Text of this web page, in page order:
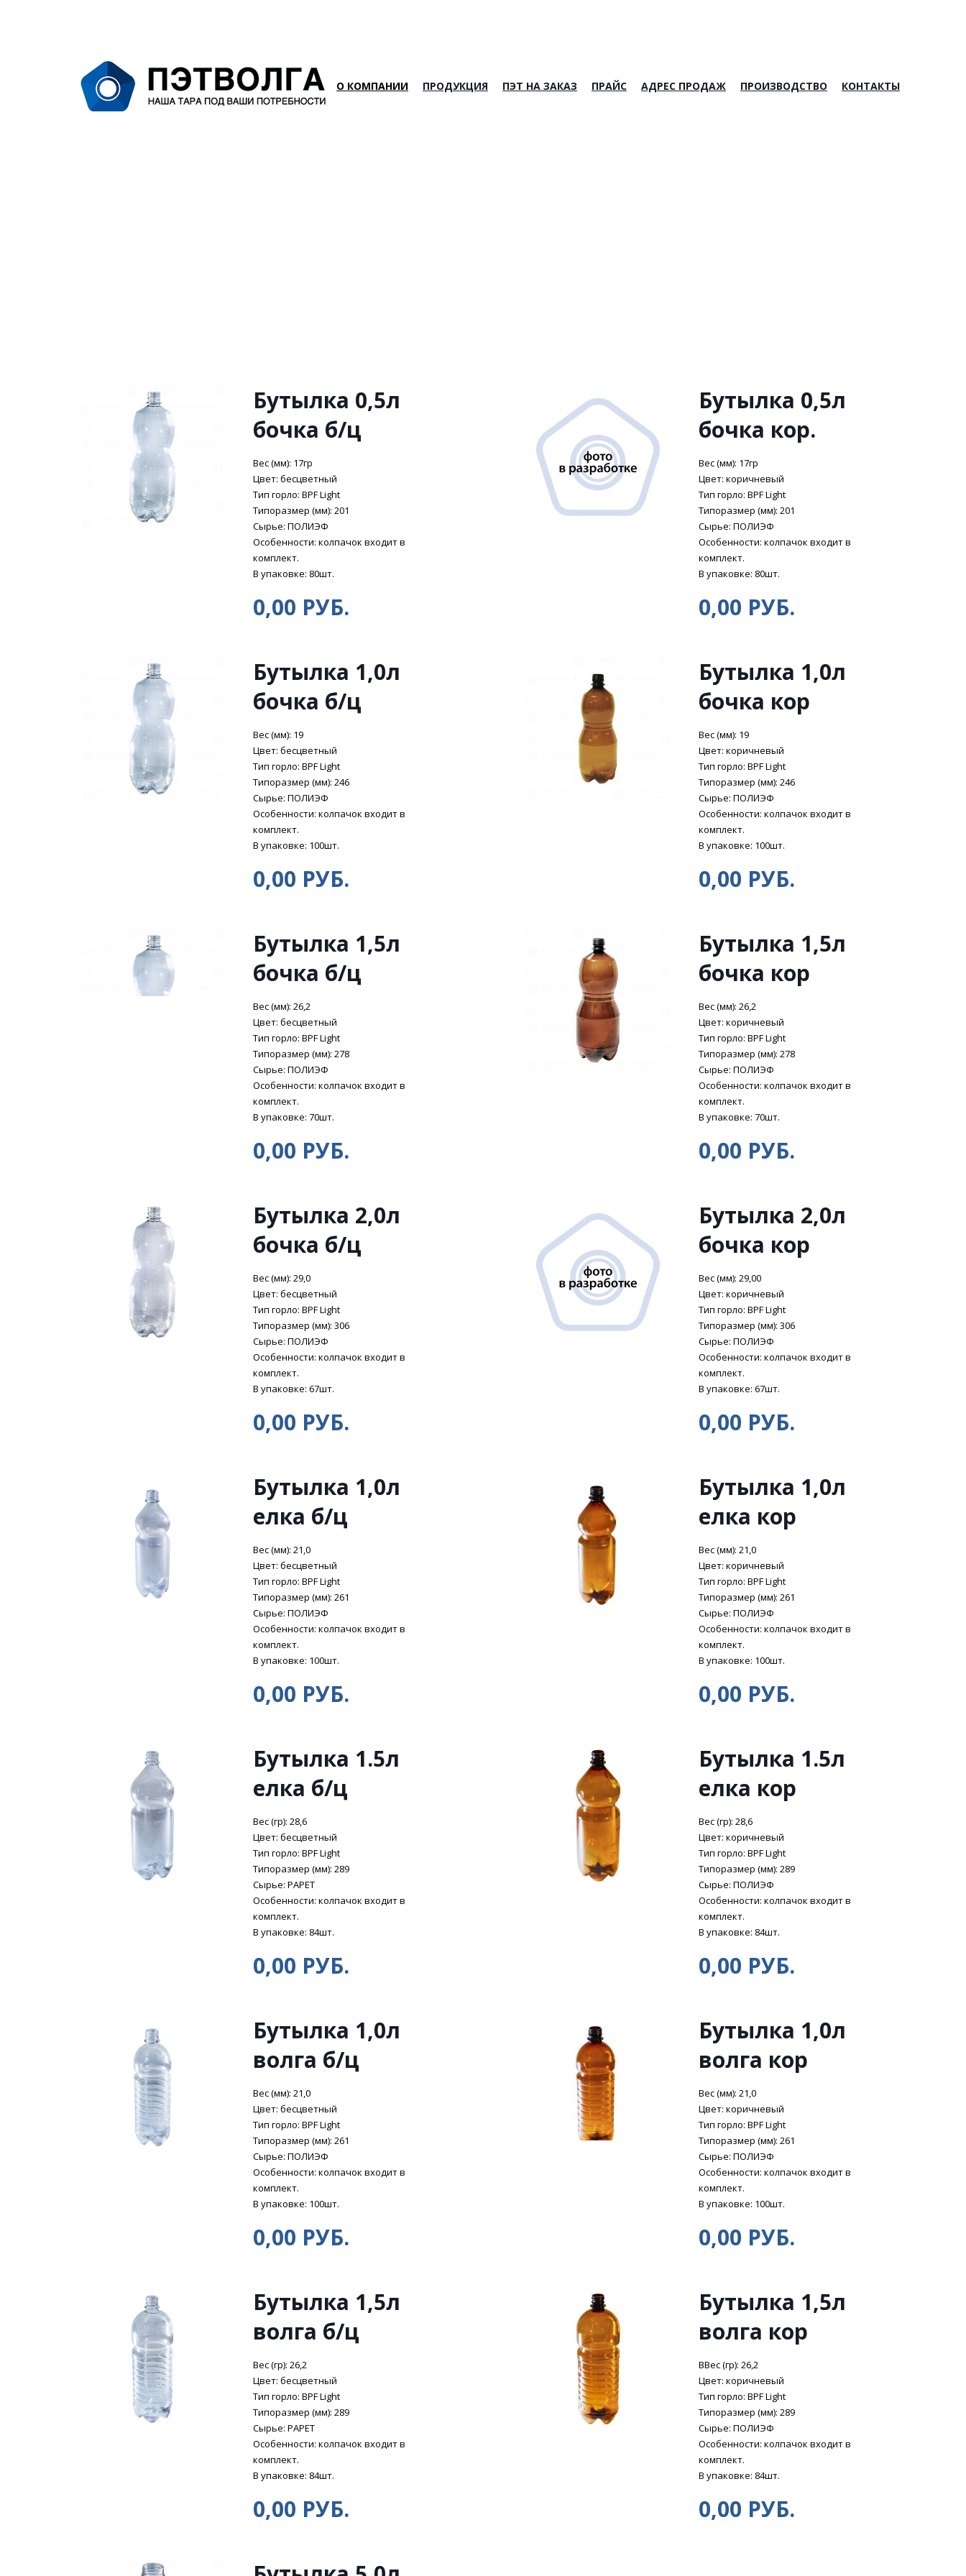
О КОМПАНИИ ПРОДУКЦИЯ ПЭТ НА ЗАКАЗ ПРАЙС АДРЕС ПРОДАЖ ПРОИЗВОДСТВО КОНТАКТЫ
Бутылка 0,5л
бочка б/ц
Вес (мм): 17гр
Цвет: бесцветный
Тип горло: BPF Light
Типоразмер (мм): 201
Сырье: ПОЛИЭФ
Особенности: колпачок входит в
комплект.
В упаковке: 80шт.
0,00 РУБ.
Бутылка 0,5л
бочка кор.
Вес (мм): 17гр
Цвет: коричневый
Тип горло: BPF Light
Типоразмер (мм): 201
Сырье: ПОЛИЭФ
Особенности: колпачок входит в
комплект.
В упаковке: 80шт.
0,00 РУБ.
Бутылка 1,0л
бочка б/ц
Вес (мм): 19
Цвет: бесцветный
Тип горло: BPF Light
Типоразмер (мм): 246
Сырье: ПОЛИЭФ
Особенности: колпачок входит в
комплект.
В упаковке: 100шт.
0,00 РУБ.
Бутылка 1,0л
бочка кор
Вес (мм): 19
Цвет: коричневый
Тип горло: BPF Light
Типоразмер (мм): 246
Сырье: ПОЛИЭФ
Особенности: колпачок входит в
комплект.
В упаковке: 100шт.
0,00 РУБ.
Бутылка 1,5л
бочка б/ц
Вес (мм): 26,2
Цвет: бесцветный
Тип горло: BPF Light
Типоразмер (мм): 278
Сырье: ПОЛИЭФ
Особенности: колпачок входит в
комплект.
В упаковке: 70шт.
0,00 РУБ.
Бутылка 1,5л
бочка кор
Вес (мм): 26,2
Цвет: коричневый
Тип горло: BPF Light
Типоразмер (мм): 278
Сырье: ПОЛИЭФ
Особенности: колпачок входит в
комплект.
В упаковке: 70шт.
0,00 РУБ.
Бутылка 2,0л
бочка б/ц
Вес (мм): 29,0
Цвет: бесцветный
Тип горло: BPF Light
Типоразмер (мм): 306
Сырье: ПОЛИЭФ
Особенности: колпачок входит в
комплект.
В упаковке: 67шт.
0,00 РУБ.
Бутылка 2,0л
бочка кор
Вес (мм): 29,00
Цвет: коричневый
Тип горло: BPF Light
Типоразмер (мм): 306
Сырье: ПОЛИЭФ
Особенности: колпачок входит в
комплект.
В упаковке: 67шт.
0,00 РУБ.
Бутылка 1,0л
елка б/ц
Вес (мм): 21,0
Цвет: бесцветный
Тип горло: BPF Light
Типоразмер (мм): 261
Сырье: ПОЛИЭФ
Особенности: колпачок входит в
комплект.
В упаковке: 100шт.
0,00 РУБ.
Бутылка 1,0л
елка кор
Вес (мм): 21,0
Цвет: коричневый
Тип горло: BPF Light
Типоразмер (мм): 261
Сырье: ПОЛИЭФ
Особенности: колпачок входит в
комплект.
В упаковке: 100шт.
0,00 РУБ.
Бутылка 1.5л
елка б/ц
Вес (гр): 28,6
Цвет: бесцветный
Тип горло: BPF Light
Типоразмер (мм): 289
Сырье: PAPET
Особенности: колпачок входит в
комплект.
В упаковке: 84шт.
0,00 РУБ.
Бутылка 1.5л
елка кор
Вес (гр): 28,6
Цвет: коричневый
Тип горло: BPF Light
Типоразмер (мм): 289
Сырье: ПОЛИЭФ
Особенности: колпачок входит в
комплект.
В упаковке: 84шт.
0,00 РУБ.
Бутылка 1,0л
волга б/ц
Вес (мм): 21,0
Цвет: бесцветный
Тип горло: BPF Light
Типоразмер (мм): 261
Сырье: ПОЛИЭФ
Особенности: колпачок входит в
комплект.
В упаковке: 100шт.
0,00 РУБ.
Бутылка 1,0л
волга кор
Вес (мм): 21,0
Цвет: коричневый
Тип горло: BPF Light
Типоразмер (мм): 261
Сырье: ПОЛИЭФ
Особенности: колпачок входит в
комплект.
В упаковке: 100шт.
0,00 РУБ.
Бутылка 1,5л
волга б/ц
Вес (гр): 26,2
Цвет: бесцветный
Тип горло: BPF Light
Типоразмер (мм): 289
Сырье: PAPET
Особенности: колпачок входит в
комплект.
В упаковке: 84шт.
0,00 РУБ.
Бутылка 1,5л
волга кор
ВВес (гр): 26,2
Цвет: коричневый
Тип горло: BPF Light
Типоразмер (мм): 289
Сырье: ПОЛИЭФ
Особенности: колпачок входит в
комплект.
В упаковке: 84шт.
0,00 РУБ.